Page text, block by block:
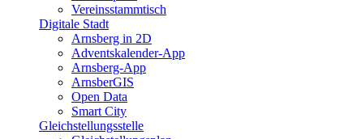
Vereinsstammtisch
Digitale Stadt
Arnsberg in 2D
Adventskalender-App
Arnsberg-App
ArnsberGIS
Open Data
Smart City
Gleichstellungsstelle